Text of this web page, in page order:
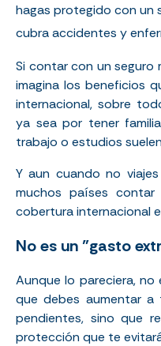
hagas protegido con un
cubra accidentes y
Si contar con un seguro
imagina los beneficios
internacional, sobre
ya sea por tener
trabajo o estudios
Y aun cuando no
muchos países
cobertura internacional
No es un "gasto
Aunque lo pareciera,
que debes aumentar
pendientes, sino que
protección que te